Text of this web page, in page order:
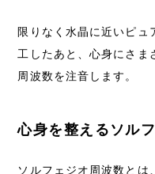
限りなく水晶に近いピュ
工したあと、心身にさま
周波数を注音します。
心身を整えるソル
ソルフェジオ周波数とは